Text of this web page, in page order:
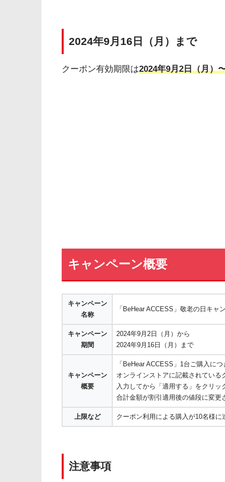
2024年9月16日（月）まで
クーポン有効期限は2024年9月2日（月）
キャンペーン概要
キャンペーン
名称
「BeHear ACCESS」敬老の日キャ
キャンペーン
期間
2024年9月2日（月）から
2024年9月16日（月）まで
キャンペーン
概要
「BeHear ACCESS」1台ご購入に
オンラインストアに記載されてい
入力してから「適用する」をクリッ
合計金額が割引適用後の値段に変更
上限など クーポン利用による購入が10名様に
注意事項